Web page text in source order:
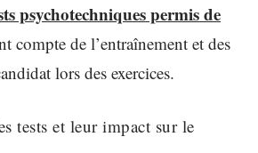
psychotechniques permis de
compte de l’entraînement et des
lors des exercices.
tests et leur impact sur le